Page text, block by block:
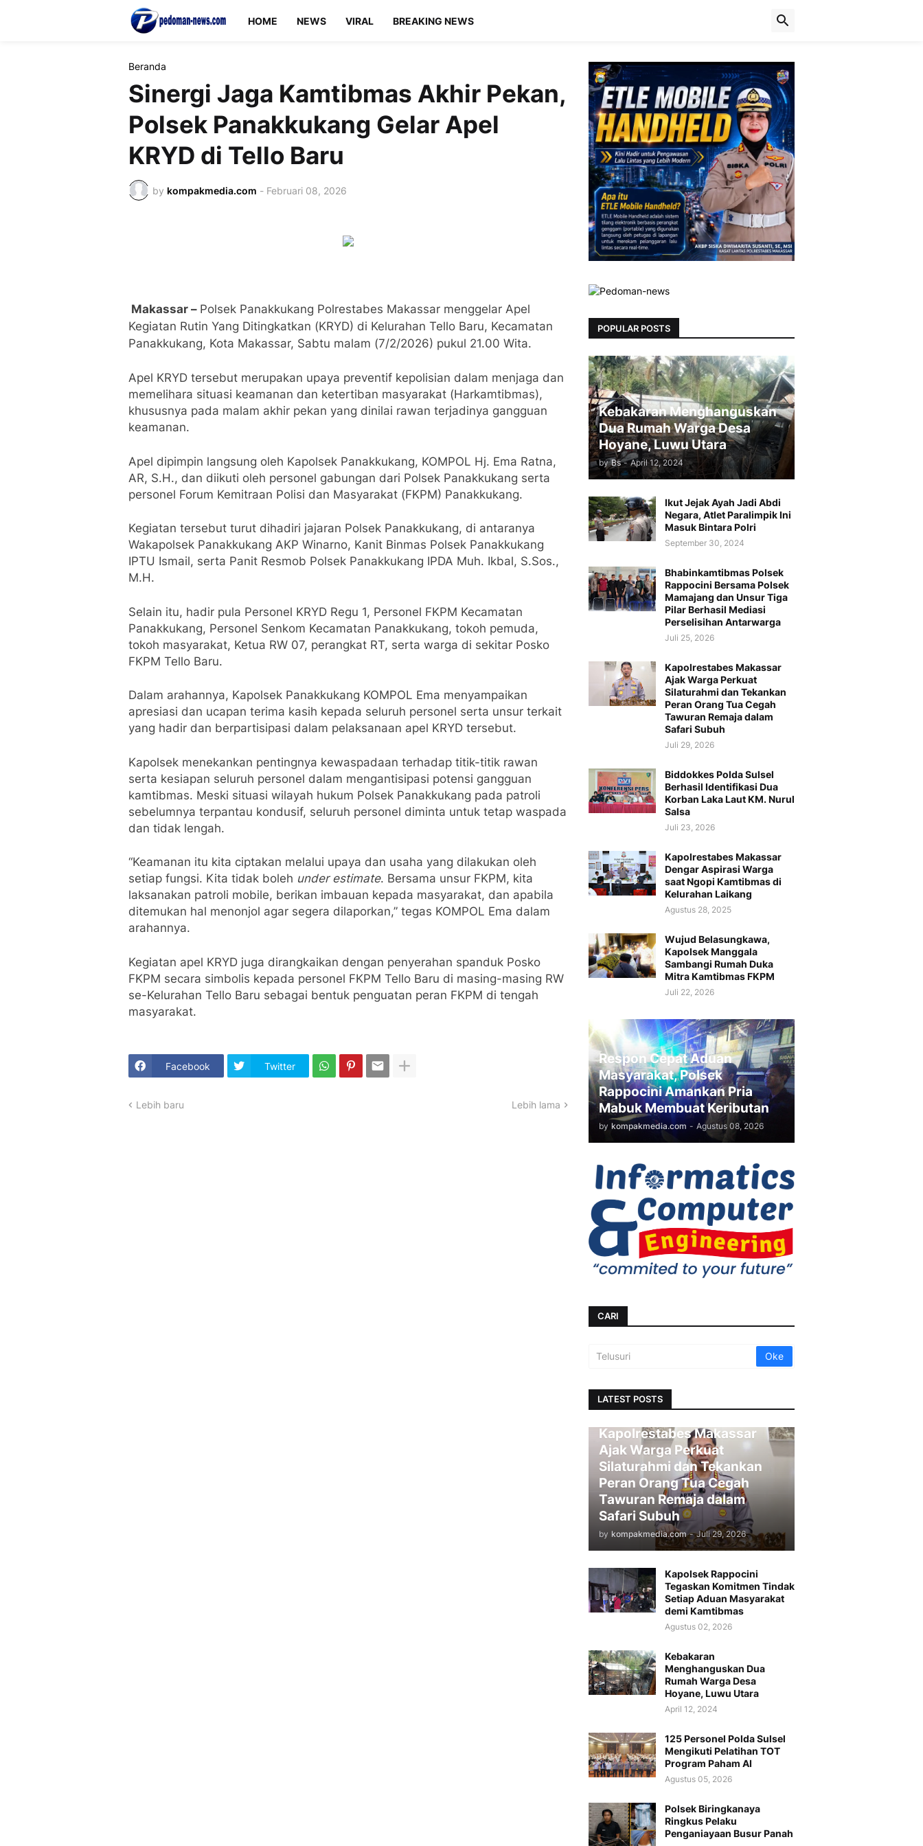
HOME NEWS VIRAL BREAKING NEWS
Beranda
Sinergi Jaga Kamtibmas Akhir Pekan,
Polsek Panakkukang Gelar Apel
KRYD di Tello Baru
by kompakmedia.com - Februari 08, 2026
Makassar – Polsek Panakkukang Polrestabes Makassar menggelar Apel
Kegiatan Rutin Yang Ditingkatkan (KRYD) di Kelurahan Tello Baru, Kecamatan
Panakkukang, Kota Makassar, Sabtu malam (7/2/2026) pukul 21.00 Wita.
Apel KRYD tersebut merupakan upaya preventif kepolisian dalam menjaga dan
memelihara situasi keamanan dan ketertiban masyarakat (Harkamtibmas),
khususnya pada malam akhir pekan yang dinilai rawan terjadinya gangguan
keamanan.
Apel dipimpin langsung oleh Kapolsek Panakkukang, KOMPOL Hj. Ema Ratna,
AR, S.H., dan diikuti oleh personel gabungan dari Polsek Panakkukang serta
personel Forum Kemitraan Polisi dan Masyarakat (FKPM) Panakkukang.
Kegiatan tersebut turut dihadiri jajaran Polsek Panakkukang, di antaranya
Wakapolsek Panakkukang AKP Winarno, Kanit Binmas Polsek Panakkukang
IPTU Ismail, serta Panit Resmob Polsek Panakkukang IPDA Muh. Ikbal, S.Sos.,
M.H.
Selain itu, hadir pula Personel KRYD Regu 1, Personel FKPM Kecamatan
Panakkukang, Personel Senkom Kecamatan Panakkukang, tokoh pemuda,
tokoh masyarakat, Ketua RW 07, perangkat RT, serta warga di sekitar Posko
FKPM Tello Baru.
Dalam arahannya, Kapolsek Panakkukang KOMPOL Ema menyampaikan
apresiasi dan ucapan terima kasih kepada seluruh personel serta unsur terkait
yang hadir dan berpartisipasi dalam pelaksanaan apel KRYD tersebut.
Kapolsek menekankan pentingnya kewaspadaan terhadap titik-titik rawan
serta kesiapan seluruh personel dalam mengantisipasi potensi gangguan
kamtibmas. Meski situasi wilayah hukum Polsek Panakkukang pada patroli
sebelumnya terpantau kondusif, seluruh personel diminta untuk tetap waspada
dan tidak lengah.
“Keamanan itu kita ciptakan melalui upaya dan usaha yang dilakukan oleh
setiap fungsi. Kita tidak boleh under estimate. Bersama unsur FKPM, kita
laksanakan patroli mobile, berikan imbauan kepada masyarakat, dan apabila
ditemukan hal menonjol agar segera dilaporkan,” tegas KOMPOL Ema dalam
arahannya.
Kegiatan apel KRYD juga dirangkaikan dengan penyerahan spanduk Posko
FKPM secara simbolis kepada personel FKPM Tello Baru di masing-masing RW
se-Kelurahan Tello Baru sebagai bentuk penguatan peran FKPM di tengah
masyarakat.
Facebook Twitter
Lebih baru Lebih lama
POPULAR POSTS
Kebakaran Menghanguskan
Dua Rumah Warga Desa
Hoyane, Luwu Utara
by Bs - April 12, 2024
Ikut Jejak Ayah Jadi Abdi
Negara, Atlet Paralimpik Ini
Masuk Bintara Polri
September 30, 2024
Bhabinkamtibmas Polsek
Rappocini Bersama Polsek
Mamajang dan Unsur Tiga
Pilar Berhasil Mediasi
Perselisihan Antarwarga
Juli 25, 2026
Kapolrestabes Makassar
Ajak Warga Perkuat
Silaturahmi dan Tekankan
Peran Orang Tua Cegah
Tawuran Remaja dalam
Safari Subuh
Juli 29, 2026
Biddokkes Polda Sulsel
Berhasil Identifikasi Dua
Korban Laka Laut KM. Nurul
Salsa
Juli 23, 2026
Kapolrestabes Makassar
Dengar Aspirasi Warga
saat Ngopi Kamtibmas di
Kelurahan Laikang
Agustus 28, 2025
Wujud Belasungkawa,
Kapolsek Manggala
Sambangi Rumah Duka
Mitra Kamtibmas FKPM
Juli 22, 2026
Respon Cepat Aduan
Masyarakat, Polsek
Rappocini Amankan Pria
Mabuk Membuat Keributan
by kompakmedia.com - Agustus 08, 2026
CARI
LATEST POSTS
Kapolrestabes Makassar
Ajak Warga Perkuat
Silaturahmi dan Tekankan
Peran Orang Tua Cegah
Tawuran Remaja dalam
Safari Subuh
by kompakmedia.com - Juli 29, 2026
Kapolsek Rappocini
Tegaskan Komitmen Tindak
Setiap Aduan Masyarakat
demi Kamtibmas
Agustus 02, 2026
Kebakaran
Menghanguskan Dua
Rumah Warga Desa
Hoyane, Luwu Utara
April 12, 2024
125 Personel Polda Sulsel
Mengikuti Pelatihan TOT
Program Paham AI
Agustus 05, 2026
Polsek Biringkanaya
Ringkus Pelaku
Penganiayaan Busur Panah